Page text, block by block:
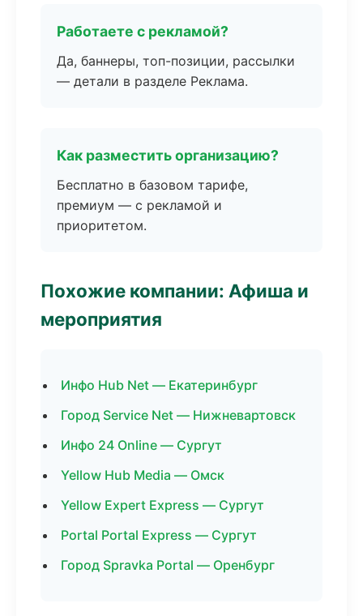
Работаете с рекламой?
Да, баннеры, топ-позиции, рассылки
— детали в разделе Реклама.
Как разместить организацию?
Бесплатно в базовом тарифе,
премиум — с рекламой и
приоритетом.
Похожие компании: Афиша и
мероприятия
Инфо Hub Net — Екатеринбург
Город Service Net — Нижневартовск
Инфо 24 Online — Сургут
Yellow Hub Media — Омск
Yellow Expert Express — Сургут
Portal Portal Express — Сургут
Город Spravka Portal — Оренбург